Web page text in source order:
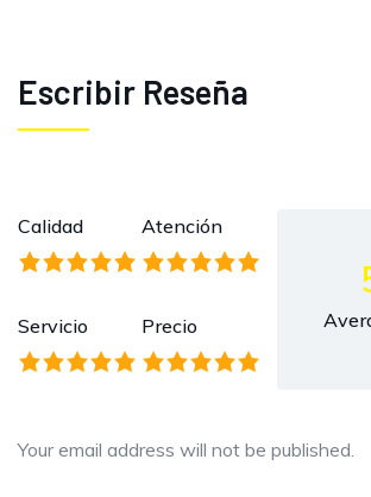
Escribir Reseña
Calidad Atención
Servicio Precio
Your email address will not be published.